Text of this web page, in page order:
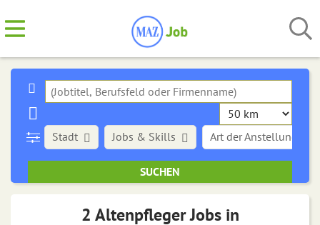
Stadt Art der Anstellung
Jobs & Skills
2 Altenpfleger Jobs in